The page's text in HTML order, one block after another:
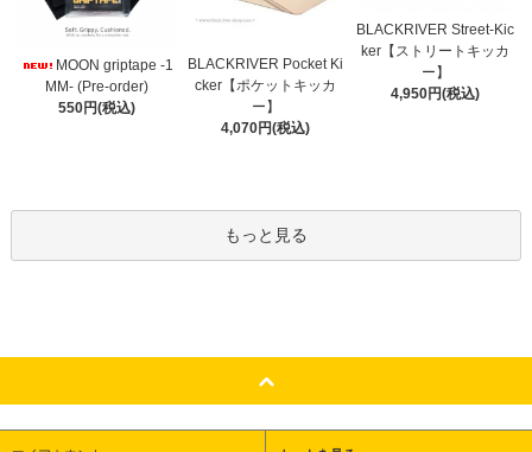
MOON griptape -1
MM- (Pre-order)
550円(税込)
BLACKRIVER Pocket Ki
cker【ポケットキッカ
ー】
4,070円(税込)
BLACKRIVER Street-Kic
ker【ストリートキッカ
ー】
4,950円(税込)
もっと見る